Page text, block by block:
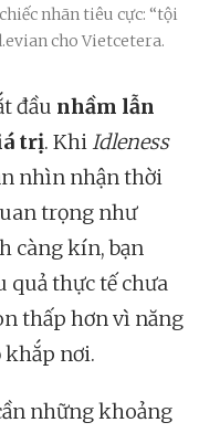
nhãn tiêu cực: “tội
cho Vietcetera.
đầu nhầm lẫn
trị. KhiIdleness
nhìn nhận thời
trọng như
càng kín, bạn
quả thực tế chưa
thấp hơn vì năng
khắp nơi.
những khoảng